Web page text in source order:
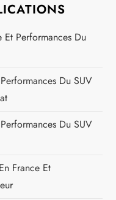
Performances Du
Du SUV
Du SUV
France Et